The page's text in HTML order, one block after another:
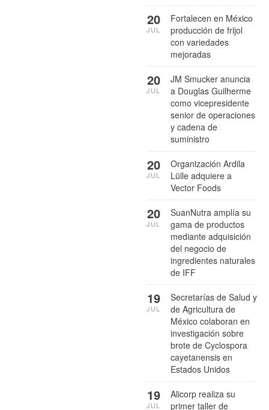
Fortalecen en México
producción de frijol
con variedades
mejoradas
20
JUL
JM Smucker anuncia
a Douglas Guilherme
como vicepresidente
senior de operaciones
y cadena de
suministro
20
JUL
Organización Ardila
Lülle adquiere a
Vector Foods
20
JUL
SuanNutra amplía su
gama de productos
mediante adquisición
del negocio de
ingredientes naturales
de IFF
20
JUL
Secretarías de Salud y
de Agricultura de
México colaboran en
investigación sobre
brote de Cyclospora
cayetanensis en
Estados Unidos
19
JUL
Alicorp realiza su
primer taller de
19
JUL